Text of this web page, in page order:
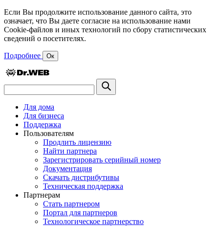
Если Вы продолжите использование данного сайта, это
означает, что Вы даете согласие на использование нами
Cookie-файлов и иных технологий по сбору статистических
сведений о посетителях.
Подробнее Ок
Для дома
Для бизнеса
Поддержка
Пользователям
Продлить лицензию
Найти партнера
Зарегистрировать серийный номер
Документация
Скачать дистрибутивы
Техническая поддержка
Партнерам
Стать партнером
Портал для партнеров
Технологическое партнерство